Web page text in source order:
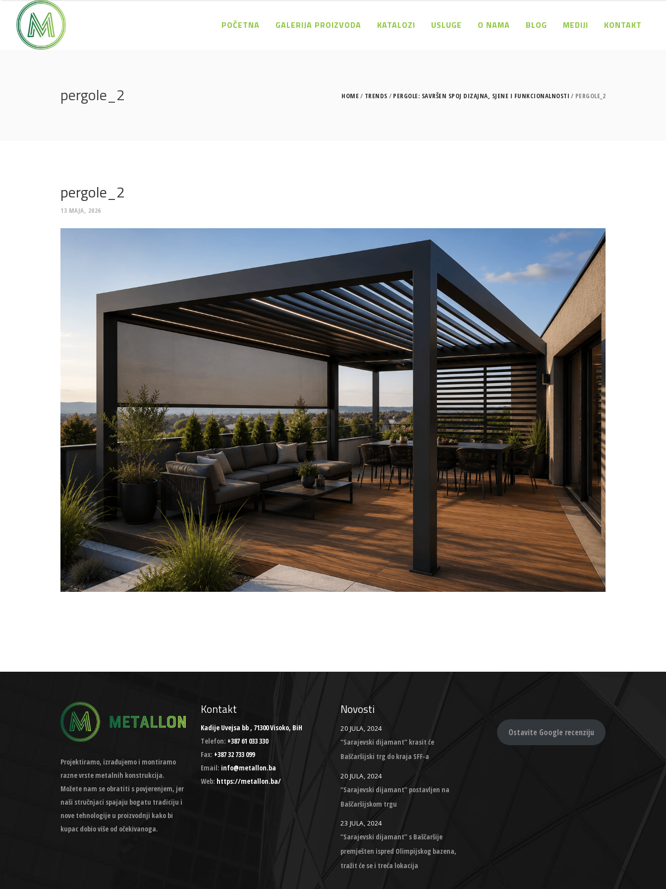
POČETNA GALERIJA PROIZVODA KATALOZI USLUGE O NAMA BLOG MEDIJI KONTAKT
pergole_2 HOME TRENDS PERGOLE: SAVRŠEN SPOJ DIZAJNA, SJENE I FUNKCIONALNOSTI PERGOLE_2
pergole_2
13 MAJA, 2026
Projektiramo, izrađujemo i montiramo
razne vrste metalnih konstrukcija.
Možete nam se obratiti s povjerenjem, jer
naši stručnjaci spajaju bogatu tradiciju i
nove tehnologije u proizvodnji kako bi
kupac dobio više od očekivanoga.
Kontakt
Kadije Uvejsa bb , 71300 Visoko, BiH
Telefon: +387 61 033 330
Fax: +387 32 733 099
Email: info@metallon.ba
Web: https://metallon.ba/
Novosti
20 JULA, 2024
“Sarajevski dijamant” krasit će
Baščaršijski trg do kraja SFF-a
20 JULA, 2024
“Sarajevski dijamant” postavljen na
Baščaršijskom trgu
23 JULA, 2024
“Sarajevski dijamant” s Baščaršije
premješten ispred Olimpijskog bazena,
tražit će se i treća lokacija
Ostavite Google recenziju